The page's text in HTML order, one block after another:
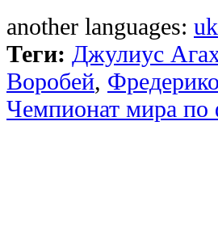
another languages: uk
Теги: Джулиус
Воробей,
Чемпионат мира по